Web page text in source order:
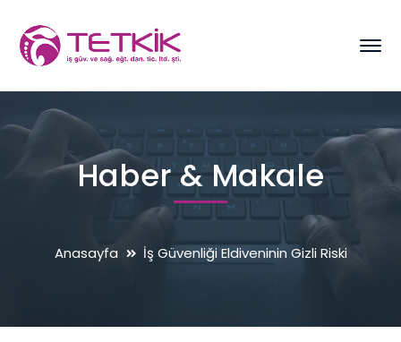
Haber & Makale
Anasayfa İş Güvenliği Eldiveninin Gizli Riski